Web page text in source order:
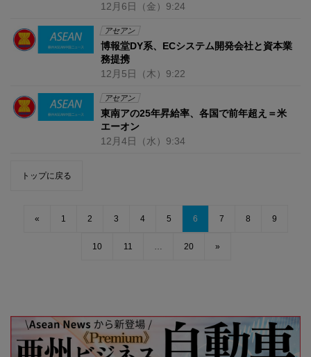
12月6日 （金） 9:24
アセアン
博報堂DY系、ECシステム開発会社と資本業
務提携
12月5日 （木） 9:22
アセアン
東南アの25年昇給率、各国で前年超え＝米
エーオン
12月4日 （水） 9:34
トップに戻る
« 1 2 3 4 5 6 7 8 9
10 11 20 »